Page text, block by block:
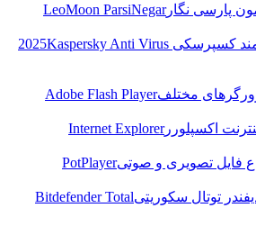
نگارLeoMoon ParsiNegar
2025
Kaspersky Anti Virus
مختلفAdobe Flash Player
Internet Explorer
تصویری و صوتی PotPlayer
توتال سکوریتیBitdefender Total